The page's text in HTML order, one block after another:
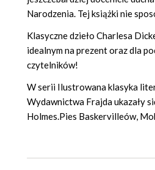
Narodzenia. Tej książki nie
Klasyczne dzieło Charlesa
idealnym na prezent oraz dla
czytelników!
W serii Ilustrowana klasyka
Wydawnictwa Frajda ukazały
Holmes.Pies Baskervilleów,